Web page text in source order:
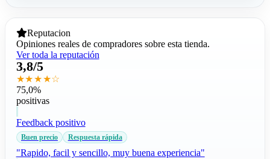
Reputacion
Opiniones reales de compradores sobre esta tienda.
Ver toda la reputación
3,8/5
★★★★☆
75,0%
positivas
Feedback positivo
Buen precio Respuesta rápida
"Rapido, facil y sencillo, muy buena experiencia"